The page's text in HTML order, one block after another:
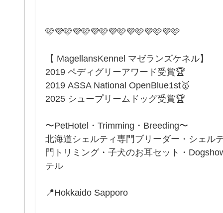
🩷💜🩷💜🩷💜🩷💜🩷💜🩷💜🩷💜🩷
【 MagellansKennel マゼランズケネル】
2019 ペディグリーアワード受賞🏆
2019 ASSA National OpenBlue1st🥇
2025 シュープリームドッグ受賞🏆
〜PetHotel・Trimming・Breeding〜
北海道シェルティ専門ブリーダー・シェル
門トリミング・子犬のお耳セット・
テル
📍Hokkaido Sapporo